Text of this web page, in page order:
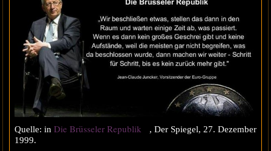
Quelle: inDie Brüsseler Republik
, Der Spiegel, 27. Dezember
1999.